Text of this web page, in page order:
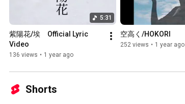
5:31
紫陽花/埃　Official Lyric
Video
136 views • 1 year ago
空高く/HOKORI
252 views • 1 year ago
Shorts